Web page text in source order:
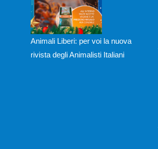
Animali Liberi: per voi la nuova
rivista degli Animalisti Italiani